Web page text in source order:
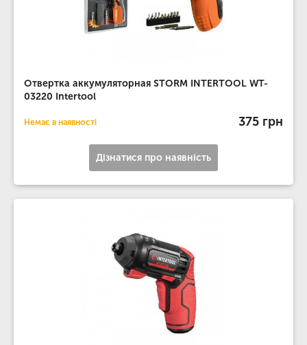
Отвертка аккумуляторная STORM INTERTOOL WT-
03220 Intertool
Немає в наявності 375 грн
Дізнатися про наявність